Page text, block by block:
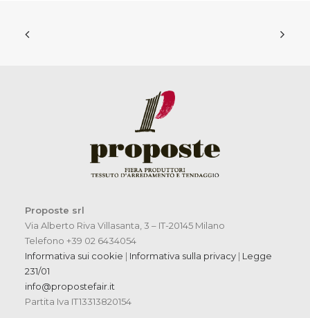
Proposte srl
Via Alberto Riva Villasanta, 3 – IT-20145 Milano
Telefono +39 02 6434054
Informativa sui cookie | Informativa sulla privacy | Legge
231/01
info@propostefair.it
Partita Iva IT13313820154